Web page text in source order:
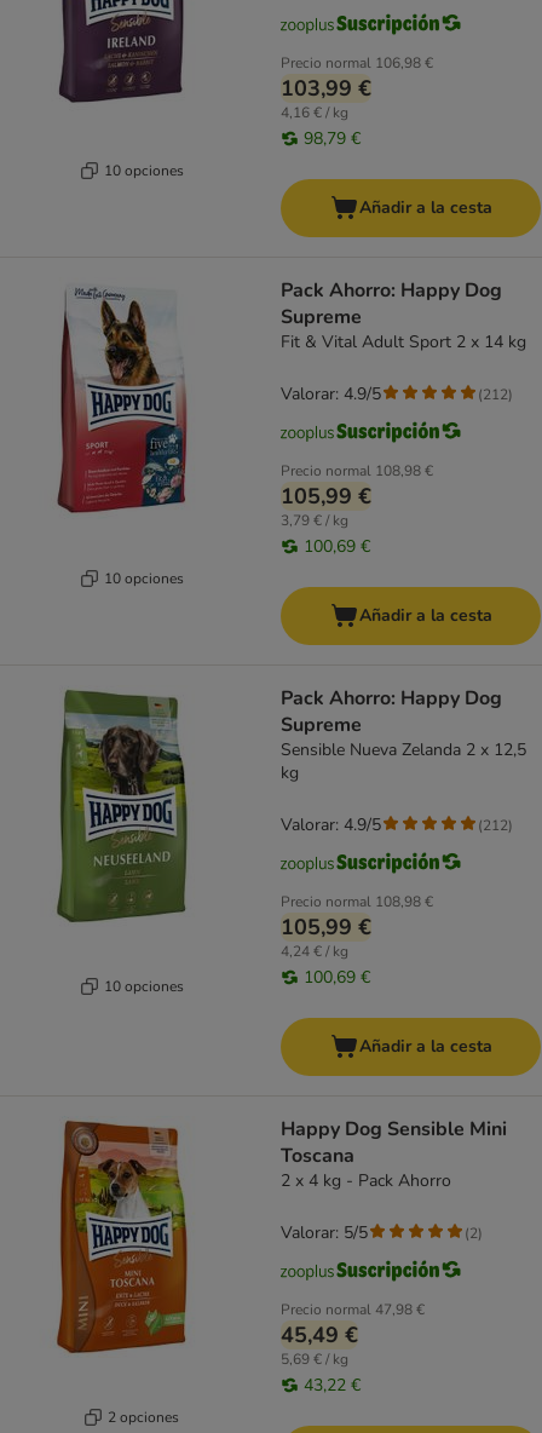
10 opciones
Precio normal 106,98 €
103,99 €
4,16 € / kg
98,79 €
Añadir a la cesta
10 opciones
Pack Ahorro: Happy Dog
Supreme
Fit & Vital Adult Sport 2 x 14 kg
Precio normal 108,98 €
105,99 €
3,79 € / kg
100,69 €
Valorar: 4.9/5 (212)
Añadir a la cesta
10 opciones
Pack Ahorro: Happy Dog
Supreme
Sensible Nueva Zelanda 2 x 12,5
kg
Precio normal 108,98 €
105,99 €
4,24 € / kg
100,69 €
Valorar: 4.9/5 (212)
Añadir a la cesta
2 opciones
Happy Dog Sensible Mini
Toscana
2 x 4 kg - Pack Ahorro
Precio normal47,98 €
45,49 €
5,69 € / kg
43,22 €
Valorar: 5/5 (2)